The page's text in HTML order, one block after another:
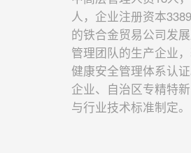
人，企业注册资本
的铁合金贸易公司发
管理团队的生产企业
健康安全管理体系认
企业、自治区专精特
与行业技术标准制定。